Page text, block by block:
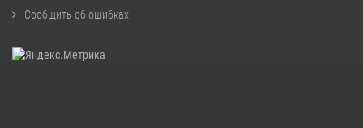
Сообщить об ошибках